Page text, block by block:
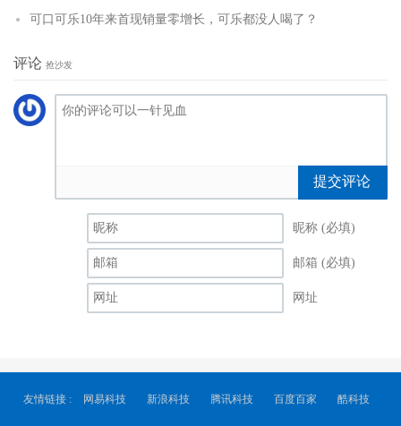
可口可乐10年来首现销量零增长，可乐都没人喝了？
评论 抢沙发
提交评论
昵称 (必填)
邮箱 (必填)
网址
友情链接 : 网易科技 新浪科技 腾讯科技 百度百家 酷科技